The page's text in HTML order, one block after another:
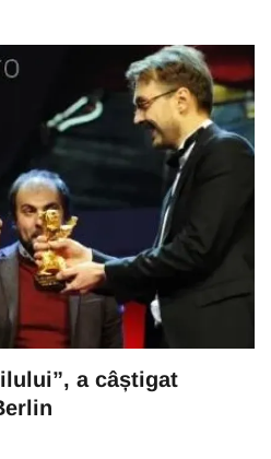
a câștigat